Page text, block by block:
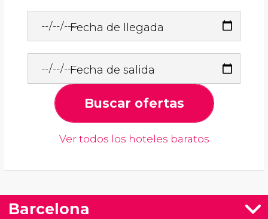
Fecha de llegada
Fecha de salida
Buscar ofertas
Ver todos los hoteles baratos
Barcelona